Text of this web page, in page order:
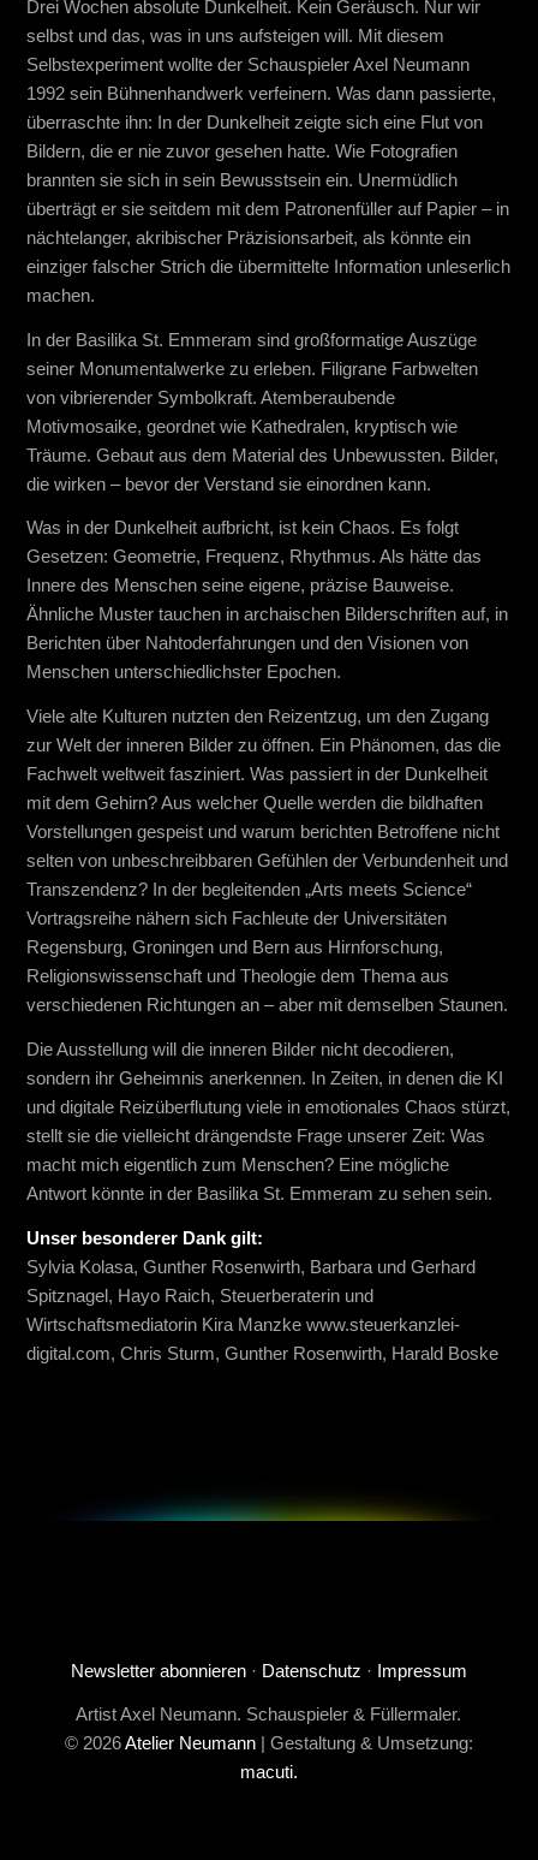
Drei Wochen absolute Dunkelheit. Kein Geräusch. Nur wir
selbst und das, was in uns aufsteigen will. Mit diesem
Selbstexperiment wollte der Schauspieler Axel Neumann
1992 sein Bühnenhandwerk verfeinern. Was dann passierte,
überraschte ihn: In der Dunkelheit zeigte sich eine Flut von
Bildern, die er nie zuvor gesehen hatte. Wie Fotografien
brannten sie sich in sein Bewusstsein ein. Unermüdlich
überträgt er sie seitdem mit dem Patronenfüller auf Papier – in
nächtelanger, akribischer Präzisionsarbeit, als könnte ein
einziger falscher Strich die übermittelte Information unleserlich
machen.
In der Basilika St. Emmeram sind großformatige Auszüge
seiner Monumentalwerke zu erleben. Filigrane Farbwelten
von vibrierender Symbolkraft. Atemberaubende
Motivmosaike, geordnet wie Kathedralen, kryptisch wie
Träume. Gebaut aus dem Material des Unbewussten. Bilder,
die wirken – bevor der Verstand sie einordnen kann.
Was in der Dunkelheit aufbricht, ist kein Chaos. Es folgt
Gesetzen: Geometrie, Frequenz, Rhythmus. Als hätte das
Innere des Menschen seine eigene, präzise Bauweise.
Ähnliche Muster tauchen in archaischen Bilderschriften auf, in
Berichten über Nahtoderfahrungen und den Visionen von
Menschen unterschiedlichster Epochen.
Viele alte Kulturen nutzten den Reizentzug, um den Zugang
zur Welt der inneren Bilder zu öffnen. Ein Phänomen, das die
Fachwelt weltweit fasziniert. Was passiert in der Dunkelheit
mit dem Gehirn? Aus welcher Quelle werden die bildhaften
Vorstellungen gespeist und warum berichten Betroffene nicht
selten von unbeschreibbaren Gefühlen der Verbundenheit und
Transzendenz? In der begleitenden „Arts meets Science“
Vortragsreihe nähern sich Fachleute der Universitäten
Regensburg, Groningen und Bern aus Hirnforschung,
Religionswissenschaft und Theologie dem Thema aus
verschiedenen Richtungen an – aber mit demselben Staunen.
Die Ausstellung will die inneren Bilder nicht decodieren,
sondern ihr Geheimnis anerkennen. In Zeiten, in denen die KI
und digitale Reizüberflutung viele in emotionales Chaos stürzt,
stellt sie die vielleicht drängendste Frage unserer Zeit: Was
macht mich eigentlich zum Menschen? Eine mögliche
Antwort könnte in der Basilika St. Emmeram zu sehen sein.
Unser besonderer Dank gilt:
Sylvia Kolasa, Gunther Rosenwirth, Barbara und Gerhard
Spitznagel, Hayo Raich, Steuerberaterin und
Wirtschaftsmediatorin Kira Manzke www.steuerkanzlei-
digital.com, Chris Sturm, Gunther Rosenwirth, Harald Boske
Newsletter abonnieren· Datenschutz · Impressum
Artist Axel Neumann. Schauspieler & Füllermaler.
© 2026Atelier Neumann| Gestaltung & Umsetzung:
macuti.